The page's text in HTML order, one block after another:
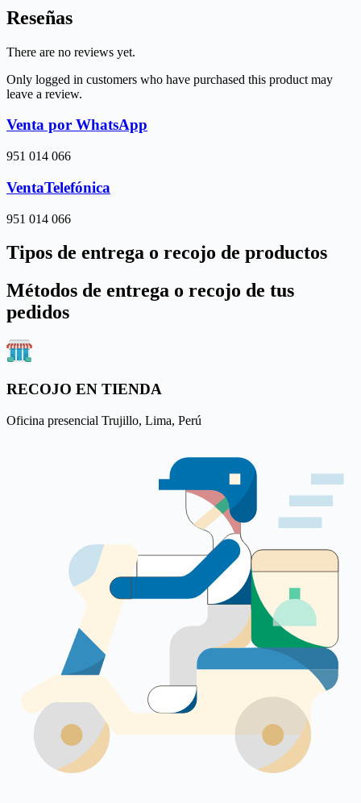
Reseñas
There are no reviews yet.
Only logged in customers who have purchased this product may
leave a review.
Venta por WhatsApp
951 014 066
VentaTelefónica
951 014 066
Tipos de entrega o recojo de productos
Métodos de entrega o recojo de tus
pedidos
RECOJO EN TIENDA
Oficina presencial Trujillo, Lima, Perú